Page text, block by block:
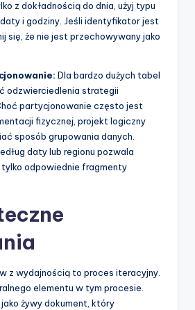
z dokładnością do dnia, użyj typu
i godziny. Jeśli identyfikator jest
się, że nie jest przechowywany jako
Dla bardzo dużych tabel
odzwierciedlenia strategii
partycjonowanie często jest
fizycznej, projekt logiczny
sposób grupowania danych.
daty lub regionu pozwala
odpowiednie fragmenty
z wydajnością to proces iteracyjny.
elementu w tym procesie.
żywy dokument, który